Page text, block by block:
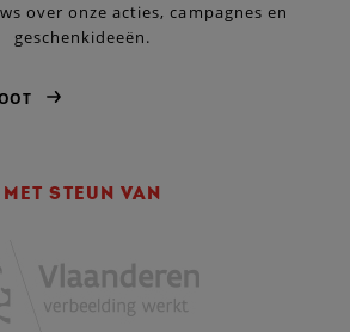
over onze acties, campagnes en
geschenkideeën.
MET STEUN VAN